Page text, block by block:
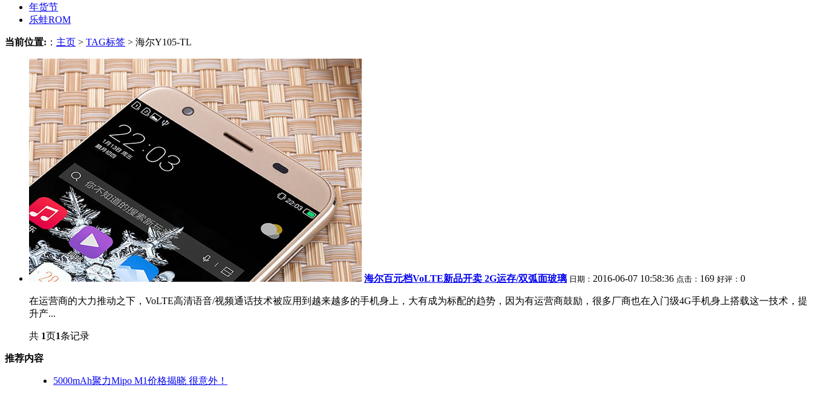
年货节
乐蛙ROM
当前位置: ： 主页 > TAG标签 > 海尔Y105-TL
海尔百元档VoLTE新品开卖 2G运存/双弧面玻璃 日期： 2016-06-07 10:58:36 点击： 169 好评： 0
在运营商的大力推动之下，VoLTE高清语音/视频通话技术被应用到越来越多的手机身上，大有成为标配的趋势，因为有运营商鼓励，很多厂商也在入门级4G手机身上搭载这一技术，提
升产...
共 1页1条记录
推荐内容
5000mAh聚力Mipo M1价格揭晓 很意外！